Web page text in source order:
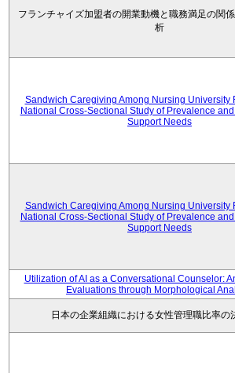
フランチャイズ加盟者の開業動機と職務満足の関
析
Sandwich Caregiving Among Nursing University
National Cross-Sectional Study of Prevalence
Support Needs
Sandwich Caregiving Among Nursing University
National Cross-Sectional Study of Prevalence
Support Needs
Utilization of AI as a Conversational Counselor:
Evaluations through Morphological
日本の企業組織における女性管理職比率の